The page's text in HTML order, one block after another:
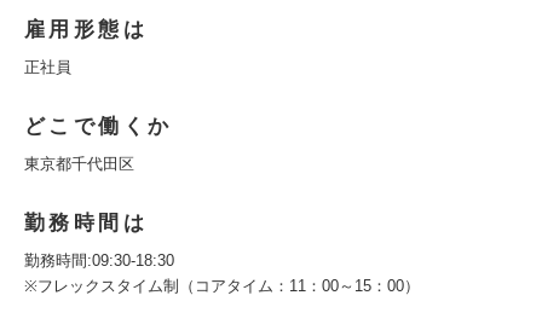
雇用形態は
正社員
どこで働くか
東京都千代田区
勤務時間は
勤務時間:09:30-18:30
※フレックスタイム制（コアタイム：11：00～15：00）